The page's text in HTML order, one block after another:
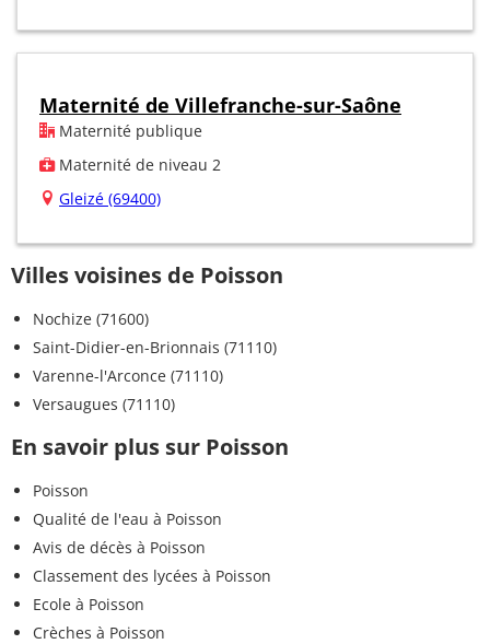
Maternité de Villefranche-sur-Saône
Maternité publique
Maternité de niveau 2
Gleizé (69400)
Villes voisines de Poisson
Nochize (71600)
Saint-Didier-en-Brionnais (71110)
Varenne-l'Arconce (71110)
Versaugues (71110)
En savoir plus sur Poisson
Poisson
Qualité de l'eau à Poisson
Avis de décès à Poisson
Classement des lycées à Poisson
Ecole à Poisson
Crèches à Poisson